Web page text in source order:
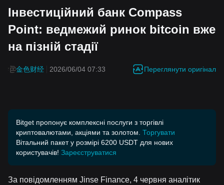
Інвестиційний банк Compass
Point: ведмежий ринок bitcoin вже
на пізній стадії
金色财经 2026/06/04 07:33 Переглянути оригінал
Bitget пропонує комплексні послуги з торгівлі
криптовалютами, акціями та золотом. Торгувати
Вітальний пакет у розмірі 6200 USDT для нових
користувачів! Зареєструватися
За повідомленням Jinse Finance, 4 червня аналітик